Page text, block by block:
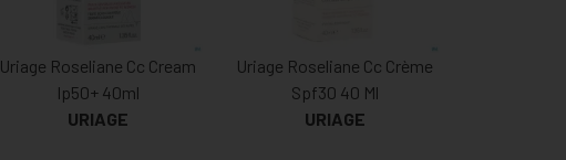
Uriage Roseliane Cc Cream
Ip50+ 40ml
URIAGE
Uriage Roseliane Cc Crème
Spf30 40 Ml
URIAGE